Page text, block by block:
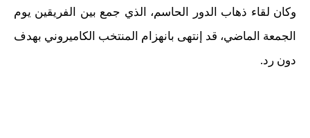
وكان لقاء ذهاب الدور الحاسم، الذي جمع بين الفريقين يوم
الجمعة الماضي، قد إنتهى بانهزام المنتخب الكاميروني بهدف
دون رد.